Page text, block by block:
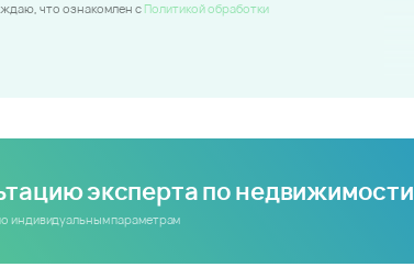
что ознакомлен c Политикой обработки
эксперта по недвижимости
индивидуальным параметрам